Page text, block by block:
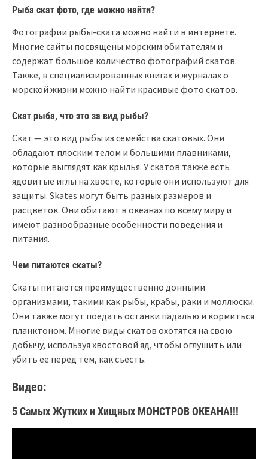
Рыба скат фото, где можно найти?
Фотографии рыбы-ската можно найти в интернете.
Многие сайты посвящены морским обитателям и
содержат большое количество фотографий скатов.
Также, в специализированных книгах и журналах о
морской жизни можно найти красивые фото скатов.
Скат рыба, что это за вид рыбы?
Скат — это вид рыбы из семейства скатовых. Они
обладают плоским телом и большими плавниками,
которые выглядят как крылья. У скатов также есть
ядовитые иглы на хвосте, которые они используют для
защиты. Skates могут быть разных размеров и
расцветок. Они обитают в океанах по всему миру и
имеют разнообразные особенности поведения и
питания.
Чем питаются скаты?
Скаты питаются преимущественно донными
организмами, такими как рыбы, крабы, раки и моллюски.
Они также могут поедать останки падалью и кормиться
планктоном. Многие виды скатов охотятся на свою
добычу, используя хвостовой яд, чтобы оглушить или
убить ее перед тем, как съесть.
Видео:
5 Самых Жутких и Хищных МОНСТРОВ ОКЕАНА!!!